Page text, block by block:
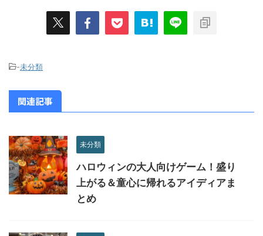
-未分類
関連記事
未分類
ハロウィンの大人向けゲーム！盛り
上がる＆童心に帰れるアイディアま
とめ